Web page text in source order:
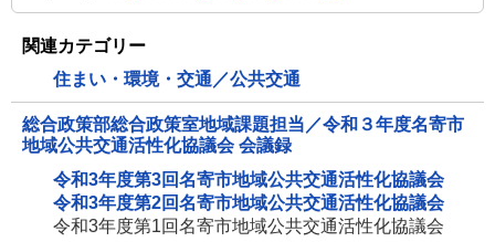
関連カテゴリー
住まい・環境・交通／公共交通
総合政策部総合政策室地域課題担当／令和３年度名寄市
地域公共交通活性化協議会 会議録
令和3年度第3回名寄市地域公共交通活性化協議会
令和3年度第2回名寄市地域公共交通活性化協議会
令和3年度第1回名寄市地域公共交通活性化協議会